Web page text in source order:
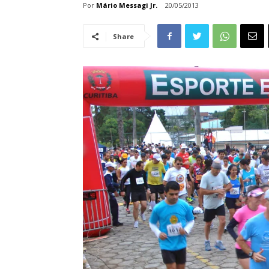
Por Mário Messagi Jr. 20/05/2013
Share